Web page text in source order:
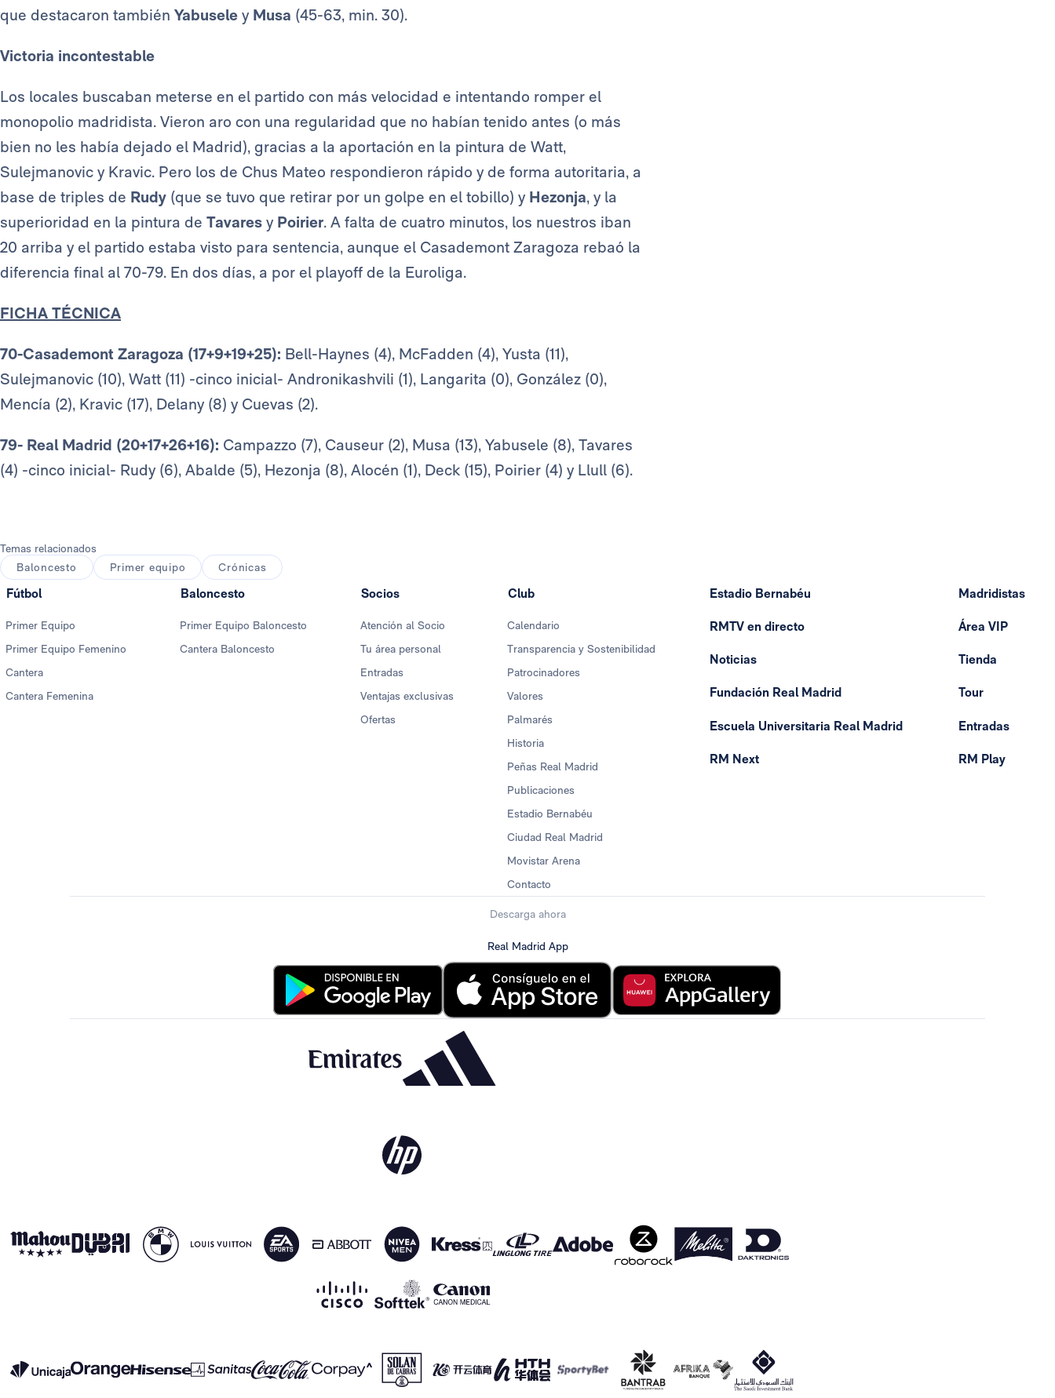
que destacaron también Yabusele y Musa (45-63, min. 30).
Victoria incontestable
Los locales buscaban meterse en el partido con más velocidad e intentando romper el
monopolio madridista. Vieron aro con una regularidad que no habían tenido antes (o más
bien no les había dejado el Madrid), gracias a la aportación en la pintura de Watt,
Sulejmanovic y Kravic. Pero los de Chus Mateo respondieron rápido y de forma autoritaria, a
base de triples de Rudy (que se tuvo que retirar por un golpe en el tobillo) y Hezonja, y la
superioridad en la pintura de Tavares y Poirier. A falta de cuatro minutos, los nuestros iban
20 arriba y el partido estaba visto para sentencia, aunque el Casademont Zaragoza rebaó la
diferencia final al 70-79. En dos días, a por el playoff de la Euroliga.
FICHA TÉCNICA
70-Casademont Zaragoza (17+9+19+25): Bell-Haynes (4), McFadden (4), Yusta (11),
Sulejmanovic (10), Watt (11) -cinco inicial- Andronikashvili (1), Langarita (0), González (0),
Mencía (2), Kravic (17), Delany (8) y Cuevas (2).
79- Real Madrid (20+17+26+16): Campazzo (7), Causeur (2), Musa (13), Yabusele (8), Tavares
(4) -cinco inicial- Rudy (6), Abalde (5), Hezonja (8), Alocén (1), Deck (15), Poirier (4) y Llull (6).
Temas relacionados
Baloncesto
Primer equipo Crónicas
Fútbol
Primer Equipo
Primer Equipo Femenino
Cantera
Cantera Femenina
Baloncesto
Primer Equipo Baloncesto
Cantera Baloncesto
Socios
Atención al Socio
Tu área personal
Entradas
Ventajas exclusivas
Ofertas
Club
Calendario
Transparencia y Sostenibilidad
Patrocinadores
Valores
Palmarés
Historia
Peñas Real Madrid
Publicaciones
Estadio Bernabéu
Ciudad Real Madrid
Movistar Arena
Contacto
Estadio Bernabéu
RMTV en directo
Noticias
Fundación Real Madrid
Escuela Universitaria Real Madrid
RM Next
Madridistas
Área VIP
Tienda
Tour
Entradas
RM Play
Descarga ahora
Real Madrid App